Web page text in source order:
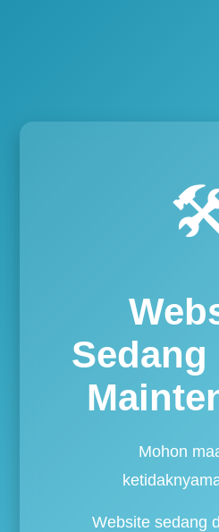
Sedang
Mohon
Website sedang